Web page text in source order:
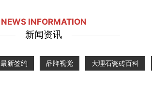
NEWS INFORMATION
新闻资讯
最新签约 品牌视觉 大理石瓷砖百科